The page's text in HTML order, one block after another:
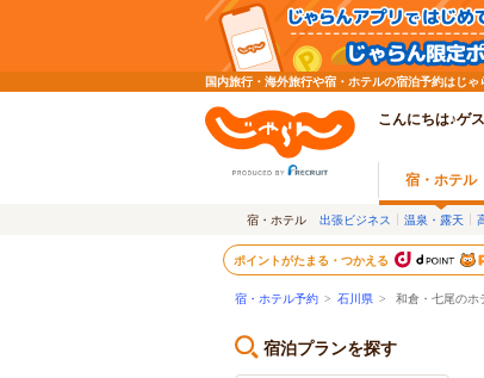
国内旅行・海外旅行や宿・ホテルの宿泊予約はじ
こんにちは♪ゲ
宿・ホテル
宿・ホテル 出張ビジネス 温泉・露天
ポイントがたまる・つかえる
宿・ホテル予約 > 石川県 > 和倉・七尾のホ
宿泊プランを探す